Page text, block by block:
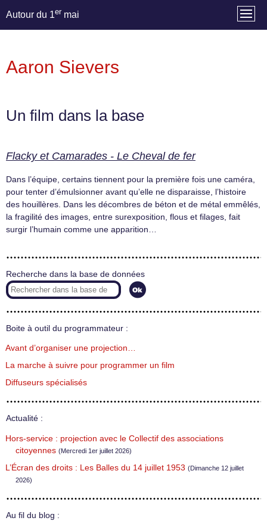
Autour du 1er mai
Aaron Sievers
Un film dans la base
Flacky et Camarades - Le Cheval de fer
Dans l’équipe, certains tiennent pour la première fois une caméra,
pour tenter d’émulsionner avant qu’elle ne disparaisse, l’histoire
des houillères. Dans les décombres de béton et de métal emmêlés,
la fragilité des images, entre surexposition, flous et filages, fait
surgir l’humain comme une apparition…
Recherche dans la base de données
Boite à outil du programmateur :
Avant d’organiser une projection…
La marche à suivre pour programmer un film
Diffuseurs spécialisés
Actualité :
Hors-service : projection avec le Collectif des associations
citoyennes (Mercredi 1er juillet 2026)
L’Écran des droits : Les Balles du 14 juillet 1953 (Dimanche 12 juillet
2026)
Au fil du blog :